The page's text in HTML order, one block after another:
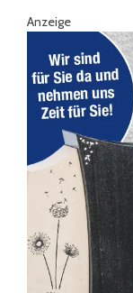
Anzeige